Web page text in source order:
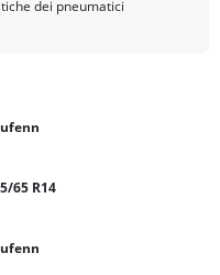
dei pneumatici
65 R14